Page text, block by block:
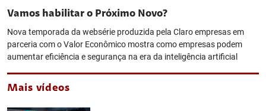
Vamos habilitar o Próximo Novo?
Nova temporada da websérie produzida pela Claro empresas em
parceria com o Valor Econômico mostra como empresas podem
aumentar eficiência e segurança na era da inteligência artificial
Mais vídeos